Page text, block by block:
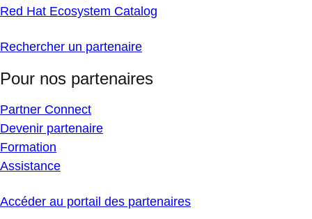
Red Hat Ecosystem Catalog
Rechercher un partenaire
Pour nos partenaires
Partner Connect
Devenir partenaire
Formation
Assistance
Accéder au portail des partenaires